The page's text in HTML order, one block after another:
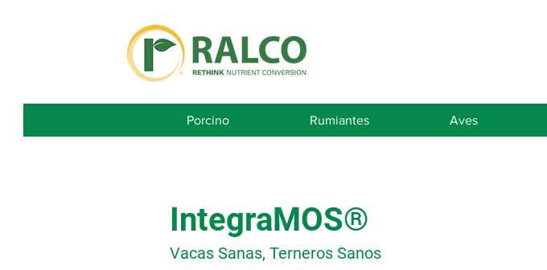
Porcino Rumiantes Aves
IntegraMOS®
Vacas Sanas, Terneros Sanos